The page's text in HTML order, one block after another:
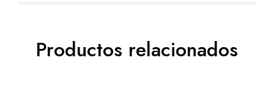
Productos relacionados